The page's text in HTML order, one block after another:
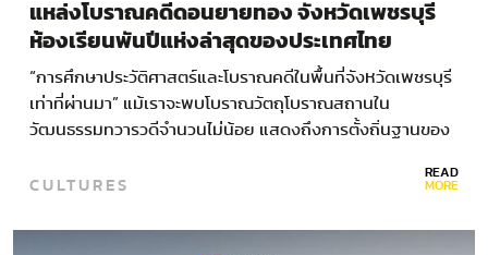
แหล่งโบราณคดีดอนยายทอง จังหวัดเพชรบุรี
ห้องเรียนพันปีแห่งล่าสุดของประเทศไทย
“การศึกษาประวัติศาสตร์และโบราณคดีในพื้นที่จังหวัดเพชรบุรี
เท่าที่ผ่านมา” แม้เราจะพบโบราณวัตถุโบราณสถานใน
วัฒนธรรมทวารวดีจำนวนไม่น้อย แสดงถึงการตั้งถิ่นฐานของ
เรียงตั้งแต่ชุมชนติดชายฝั่งทะเลอย่างโบราณสถานทุ่งเศรษฐี
CULTURES READ
MORE